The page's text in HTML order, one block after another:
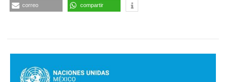
correo compartir